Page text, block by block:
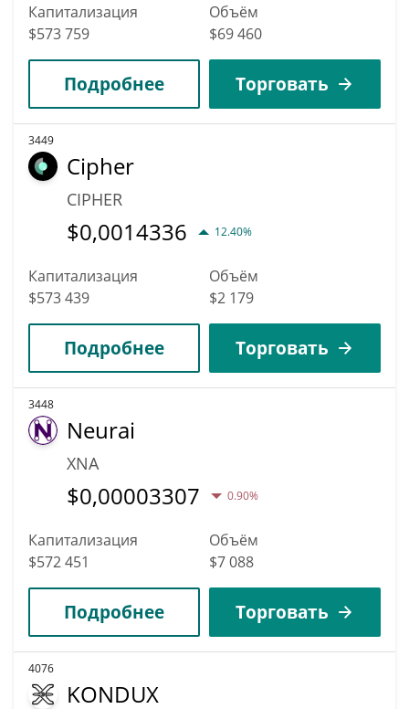
Капитализация
$573 759
Объём
$69 460
Подробнее Торговать
3449
Cipher
CIPHER
$0,0014336 12.40%
Капитализация
$573 439
Объём
$2 179
Подробнее Торговать
3448
Neurai
XNA
$0,00003307 0.90%
Капитализация
$572 451
Объём
$7 088
Подробнее Торговать
4076
KONDUX